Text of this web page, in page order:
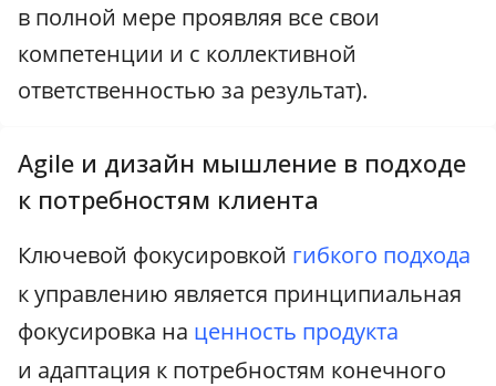
в полной мере проявляя все свои
компетенции и с коллективной
ответственностью за результат).
Agile и дизайн мышление в подходе
к потребностям клиента
Ключевой фокусировкой гибкого подхода
к управлению является принципиальная
фокусировка на ценность продукта
и адаптация к потребностям конечного